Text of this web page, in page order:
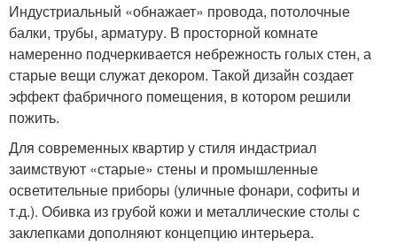
Индустриальный «обнажает» провода, потолочные
балки, трубы, арматуру. В просторной комнате
намеренно подчеркивается небрежность голых стен, а
старые вещи служат декором. Такой дизайн создает
эффект фабричного помещения, в котором решили
пожить.
Для современных квартир у стиля индастриал
заимствуют «старые» стены и промышленные
осветительные приборы (уличные фонари, софиты и
т.д.). Обивка из грубой кожи и металлические столы с
заклепками дополняют концепцию интерьера.